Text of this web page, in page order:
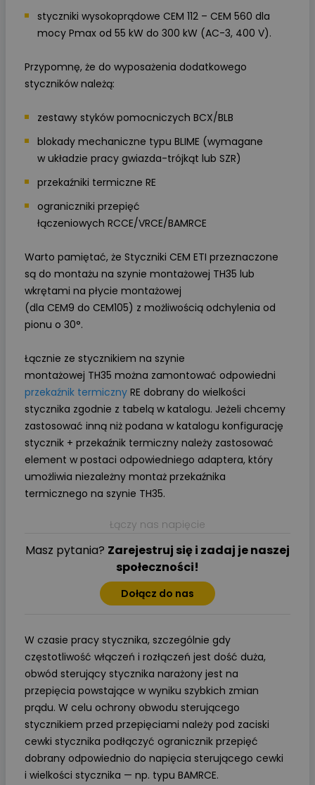
styczniki wysokoprądowe CEM 112 – CEM 560 dla
mocy Pmax od 55 kW do 300 kW (AC-3, 400 V).
Przypomnę, że do wyposażenia dodatkowego
styczników należą:
zestawy styków pomocniczych BCX/BLB
blokady mechaniczne typu BLIME (wymagane
w układzie pracy gwiazda-trójkąt lub SZR)
przekaźniki termiczne RE
ograniczniki przepięć
łączeniowych RCCE/VRCE/BAMRCE
Warto pamiętać, że Styczniki CEM ETI przeznaczone
są do montażu na szynie montażowej TH35 lub
wkrętami na płycie montażowej
(dla CEM9 do CEM105) z możliwością odchylenia od
pionu o 30°.
Łącznie ze stycznikiem na szynie
montażowej TH35 można zamontować odpowiedni
przekaźnik termiczny RE dobrany do wielkości
stycznika zgodnie z tabelą w katalogu. Jeżeli chcemy
zastosować inną niż podana w katalogu konfigurację
stycznik + przekaźnik termiczny należy zastosować
element w postaci odpowiedniego adaptera, który
umożliwia niezależny montaż przekaźnika
termicznego na szynie TH35.
Łączy nas napięcie
Masz pytania? Zarejestruj się i zadaj je naszej
społeczności!
Dołącz do nas
W czasie pracy stycznika, szczególnie gdy
częstotliwość włączeń i rozłączeń jest dość duża,
obwód sterujący stycznika narażony jest na
przepięcia powstające w wyniku szybkich zmian
prądu. W celu ochrony obwodu sterującego
stycznikiem przed przepięciami należy pod zaciski
cewki stycznika podłączyć ogranicznik przepięć
dobrany odpowiednio do napięcia sterującego cewki
i wielkości stycznika — np. typu BAMRCE.